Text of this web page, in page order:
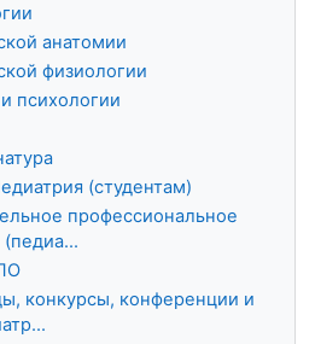
анатомии
физиологии
психологии
(студентам)
профессиональное
конкурсы, конференции и